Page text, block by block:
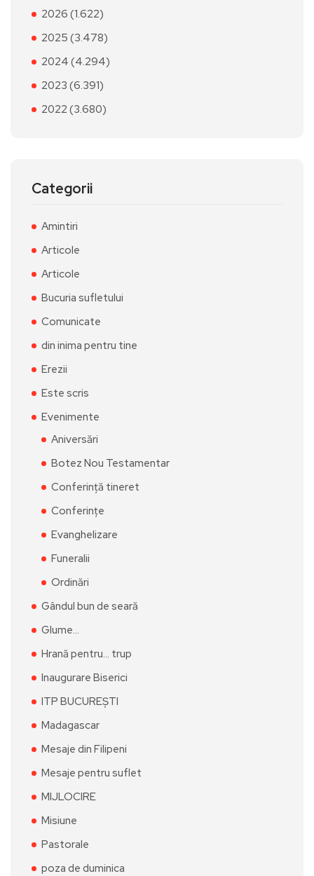
2026 (1.622)
2025 (3.478)
2024 (4.294)
2023 (6.391)
2022 (3.680)
Categorii
Amintiri
Articole
Articole
Bucuria sufletului
Comunicate
din inima pentru tine
Erezii
Este scris
Evenimente
Aniversări
Botez Nou Testamentar
Conferință tineret
Conferințe
Evanghelizare
Funeralii
Ordinări
Gândul bun de seară
Glume…
Hrană pentru… trup
Inaugurare Biserici
ITP BUCUREȘTI
Madagascar
Mesaje din Filipeni
Mesaje pentru suflet
MIJLOCIRE
Misiune
Pastorale
poza de duminica